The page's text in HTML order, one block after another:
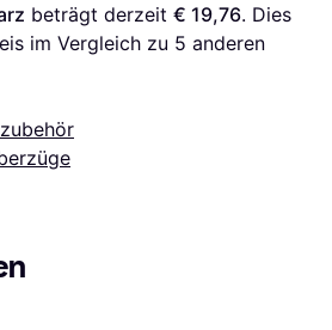
beträgt derzeit € 19,76. Dies
im Vergleich zu 5 anderen